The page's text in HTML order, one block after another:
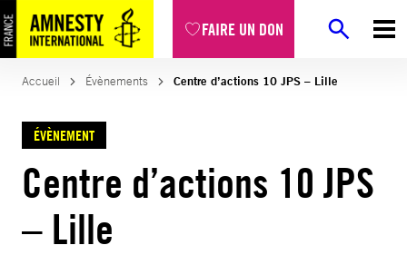
FAIRE UN DON
Accueil Évènements Centre d’actions 10 JPS – Lille
ÉVÈNEMENT
Centre d’actions 10 JPS
– Lille